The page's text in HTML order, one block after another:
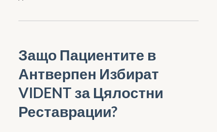
Защо Пациентите в
Антверпен Избират
VIDENT за Цялостни
Реставрации?